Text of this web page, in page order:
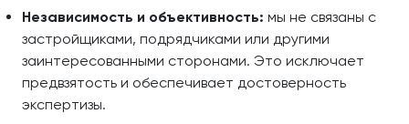
Независимость и объективность: мы не связаны с
застройщиками, подрядчиками или другими
заинтересованными сторонами. Это исключает
предвзятость и обеспечивает достоверность
экспертизы.